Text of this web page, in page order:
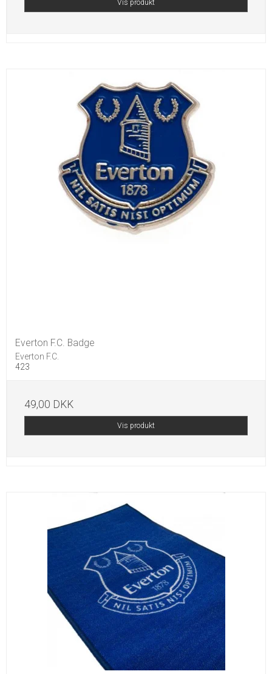
Vis produkt
Everton F.C. Badge
Everton F.C.
423
49,00 DKK
Vis produkt